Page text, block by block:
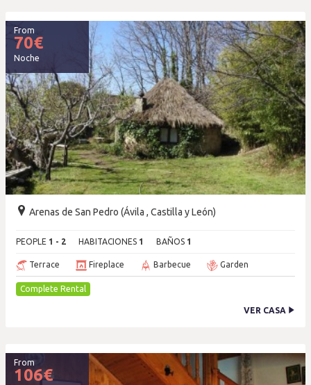
From
70€
Noche
Arenas de San Pedro (Ávila , Castilla y León)
PEOPLE 1 - 2 HABITACIONES 1 BAÑOS 1
Terrace Fireplace Barbecue Garden
Complete Rental
VER CASA
From
106€